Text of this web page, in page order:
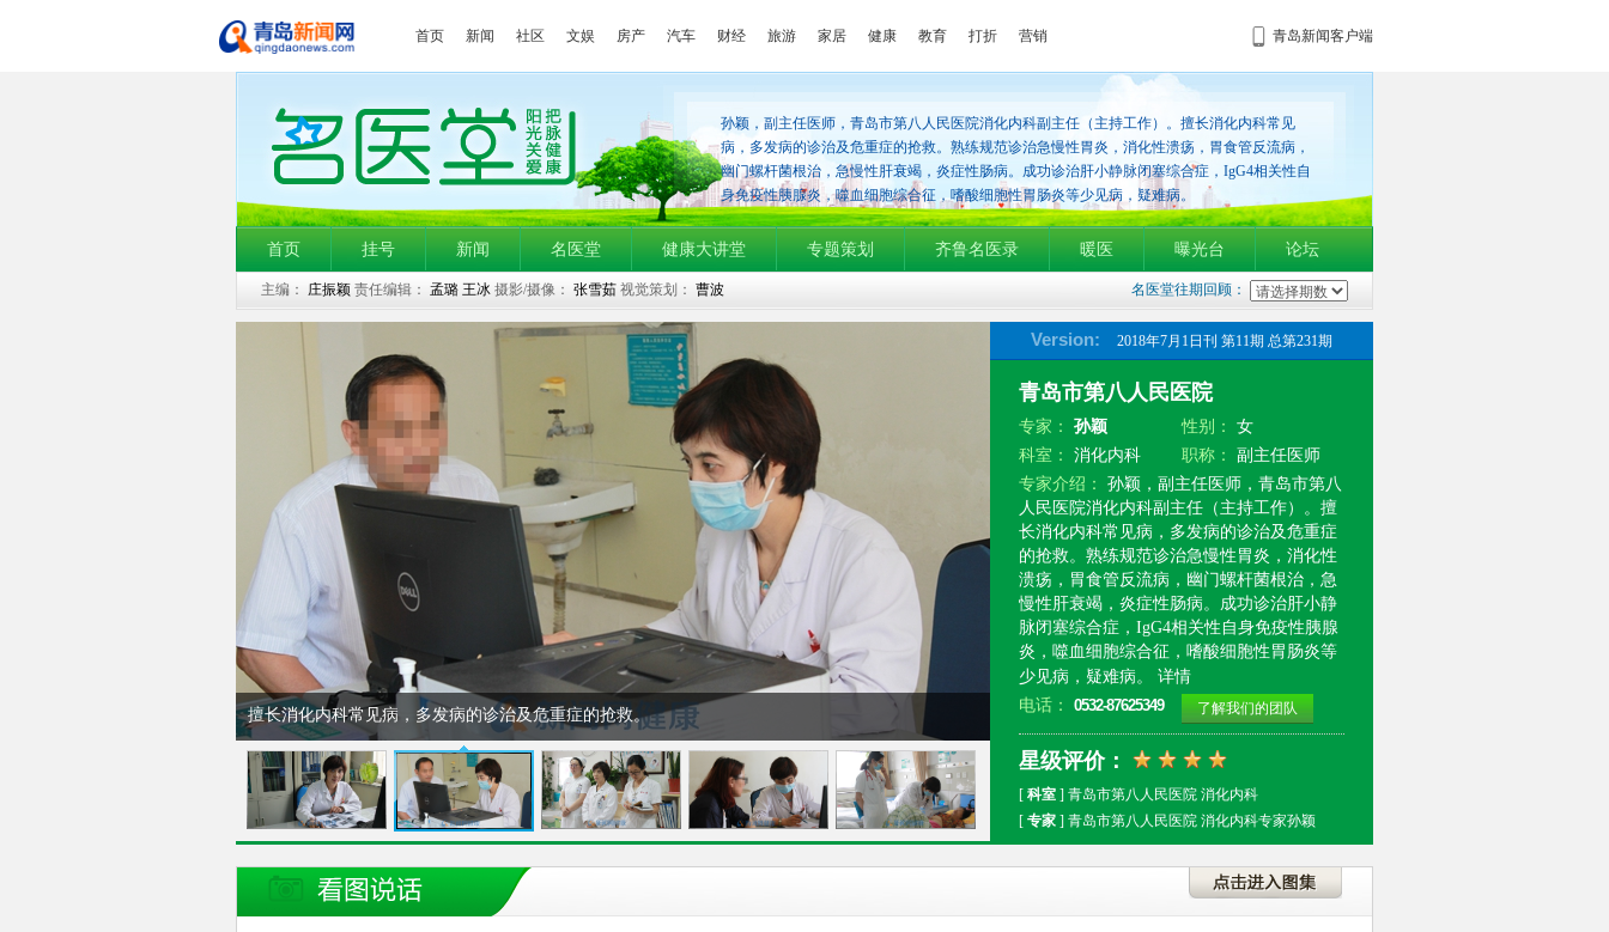
青岛新闻客户端
首页 新闻 社区 文娱 房产 汽车 财经 旅游 家居 健康 教育 打折 营销
孙颖，副主任医师，青岛市第八人民医院消化内科副主任（主持工作）。擅长消化内科常见
病，多发病的诊治及危重症的抢救。熟练规范诊治急慢性胃炎，消化性溃疡，胃食管反流病，
幽门螺杆菌根治，急慢性肝衰竭，炎症性肠病。成功诊治肝小静脉闭塞综合症，IgG4相关性自
身免疫性胰腺炎，噬血细胞综合征，嗜酸细胞性胃肠炎等少见病，疑难病。
首页 挂号 新闻 名医堂 健康大讲堂 专题策划 齐鲁名医录 暖医 曝光台 论坛
名医堂往期回顾：
主编： 庄振颖 责任编辑： 孟璐 王冰 摄影/摄像： 张雪茹 视觉策划： 曹波
擅长消化内科常见病，多发病的诊治及危重症的抢救。
Version: 2018年7月1日刊 第11期 总第231期
青岛市第八人民医院
专家： 孙颖 性别： 女
科室： 消化内科 职称： 副主任医师
专家介绍： 孙颖，副主任医师，青岛市第八
人民医院消化内科副主任（主持工作）。擅
长消化内科常见病，多发病的诊治及危重症
的抢救。熟练规范诊治急慢性胃炎，消化性
溃疡，胃食管反流病，幽门螺杆菌根治，急
慢性肝衰竭，炎症性肠病。成功诊治肝小静
脉闭塞综合症，IgG4相关性自身免疫性胰腺
炎，噬血细胞综合征，嗜酸细胞性胃肠炎等
少见病，疑难病。 详情
电话： 0532-87625349 了解我们的团队
星级评价：
[ 科室 ] 青岛市第八人民医院 消化内科
[ 专家 ] 青岛市第八人民医院 消化内科专家孙颖